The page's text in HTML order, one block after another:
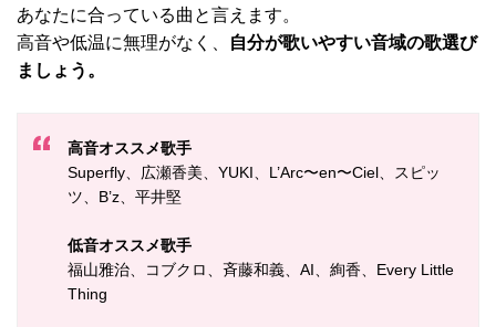
あなたに合っている曲と言えます。
高音や低温に無理がなく、
自分が歌いやすい音域の歌選び
ましょう。
高音オススメ歌手
Superfly、広瀬香美、YUKI、L’Arc〜en〜Ciel、スピッ
ツ、B’z、平井堅
低音オススメ歌手
福山雅治、コブクロ、斉藤和義、AI、絢香、Every Little
Thing